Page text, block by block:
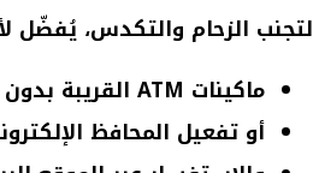
لتجنب الزحام والتكدس، يُفضّل
ماكينات ATM القريبة بدون الحاجة للذهاب للمكتب
أو تفعيل المحافظ